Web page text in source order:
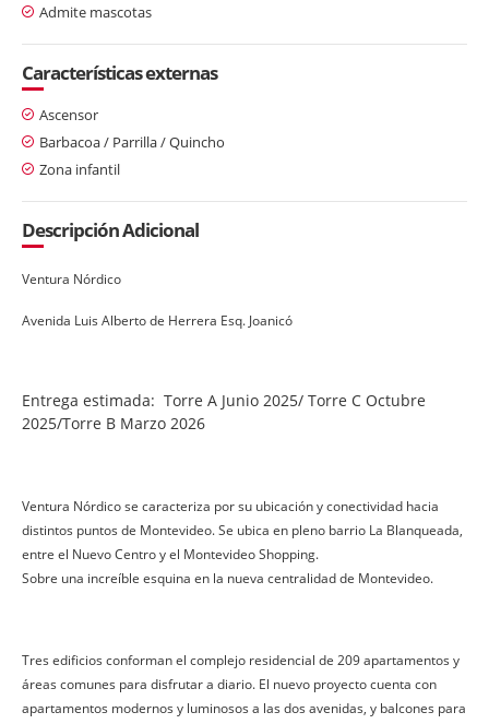
Admite mascotas
Características externas
Ascensor
Barbacoa / Parrilla / Quincho
Zona infantil
Descripción Adicional
Ventura Nórdico
Avenida Luis Alberto de Herrera Esq. Joanicó
Entrega estimada: Torre A Junio 2025/ Torre C Octubre
2025/Torre B Marzo 2026
Ventura Nórdico se caracteriza por su ubicación y conectividad hacia
distintos puntos de Montevideo. Se ubica en pleno barrio La Blanqueada,
entre el Nuevo Centro y el Montevideo Shopping.
Sobre una increíble esquina en la nueva centralidad de Montevideo.
Tres edificios conforman el complejo residencial de 209 apartamentos y
áreas comunes para disfrutar a diario. El nuevo proyecto cuenta con
apartamentos modernos y luminosos a las dos avenidas, y balcones para